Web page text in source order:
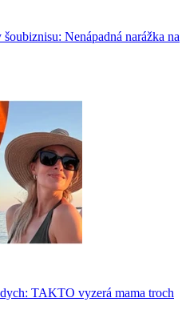
Nenápadná narážka na
TAKTO vyzerá mama troch